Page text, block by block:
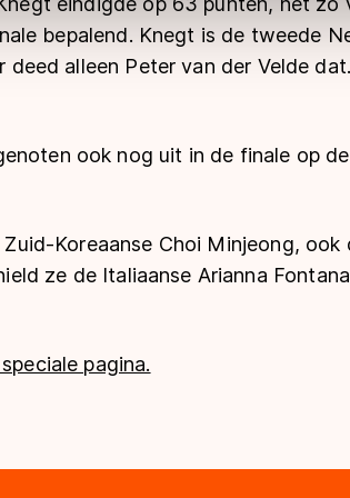
bepalend. Knegt is de tweede
alleen Peter van der Velde
ook nog uit in de finale op
Koreaanse Choi Minjeong, ook
ze de Italiaanse Arianna
pagina.